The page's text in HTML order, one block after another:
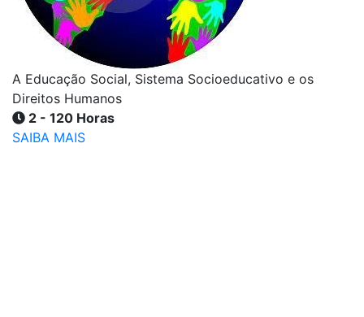
A Educação Social, Sistema Socioeducativo e os
Direitos Humanos
2 - 120 Horas
SAIBA MAIS